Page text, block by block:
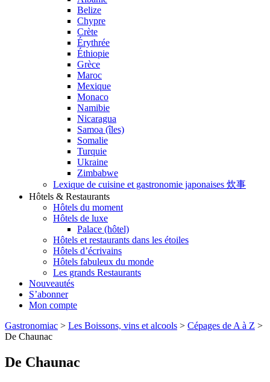
Belize
Chypre
Crète
Érythrée
Éthiopie
Grèce
Maroc
Mexique
Monaco
Namibie
Nicaragua
Samoa (îles)
Somalie
Turquie
Ukraine
Zimbabwe
Lexique de cuisine et gastronomie japonaises 炊事
Hôtels & Restaurants
Hôtels du moment
Hôtels de luxe
Palace (hôtel)
Hôtels et restaurants dans les étoiles
Hôtels d’écrivains
Hôtels fabuleux du monde
Les grands Restaurants
Nouveautés
S’abonner
Mon compte
Gastronomiac > Les Boissons, vins et alcools > Cépages de A à Z >
De Chaunac
De Chaunac